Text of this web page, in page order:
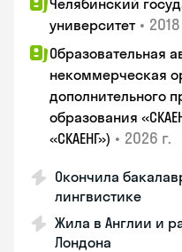
Челябинский
университет • 2018
Образовательная
некоммерческая
дополнительного
образования
«СКАЕНГ») • 2026 г.
Окончила
лингвистике
Жила в Англии и
Лондона